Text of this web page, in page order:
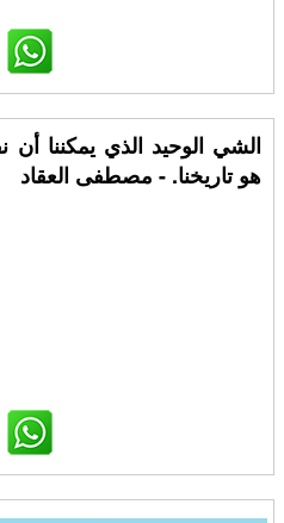
الشي الوحيد الذي يمكننا
هو تاريخنا. - مصطفى العقاد